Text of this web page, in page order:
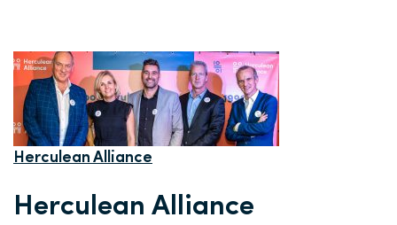
Herculean Alliance
Herculean Alliance